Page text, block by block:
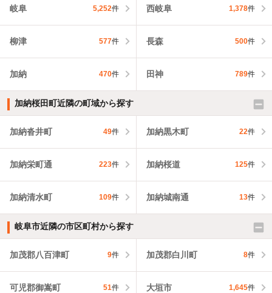
岐阜 5,252件 西岐阜 1,378件
柳津 577件 長森 500件
加納 470件 田神 789件
加納桜田町近隣の町域から探す
加納沓井町 49件 加納黒木町 22件
加納栄町通 223件 加納桜道 125件
加納清水町 109件 加納城南通 13件
岐阜市近隣の市区町村から探す
加茂郡八百津町 9件 加茂郡白川町 8件
可児郡御嵩町 51件 大垣市 1,645件